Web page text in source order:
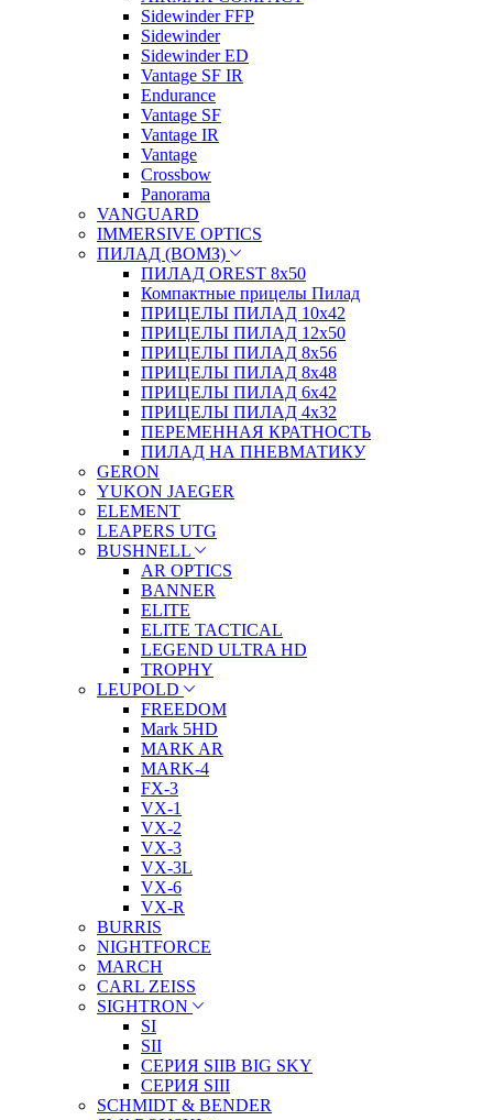
Sidewinder FFP
Sidewinder
Sidewinder ED
Vantage SF IR
Endurance
Vantage SF
Vantage IR
Vantage
Crossbow
Panorama
VANGUARD
IMMERSIVE OPTICS
ПИЛАД (ВОМЗ)
ПИЛАД OREST 8х50
Компактные прицелы Пилад
ПРИЦЕЛЫ ПИЛАД 10х42
ПРИЦЕЛЫ ПИЛАД 12х50
ПРИЦЕЛЫ ПИЛАД 8х56
ПРИЦЕЛЫ ПИЛАД 8х48
ПРИЦЕЛЫ ПИЛАД 6х42
ПРИЦЕЛЫ ПИЛАД 4х32
ПЕРЕМЕННАЯ КРАТНОСТЬ
ПИЛАД НА ПНЕВМАТИКУ
GERON
YUKON JAEGER
ELEMENT
LEAPERS UTG
BUSHNELL
AR OPTICS
BANNER
ELITE
ELITE TACTICAL
LEGEND ULTRA HD
TROPHY
LEUPOLD
FREEDOM
Mark 5HD
MARK AR
MARK-4
FX-3
VX-1
VX-2
VX-3
VX-3L
VX-6
VX-R
BURRIS
NIGHTFORCE
MARCH
CARL ZEISS
SIGHTRON
SI
SII
СЕРИЯ SIIB BIG SKY
СЕРИЯ SIII
SCHMIDT & BENDER